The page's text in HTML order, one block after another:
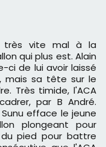
qui plus est. Alain
ci de lui avoir laissé
mais sa tête sur le
Très timide, l'ACA
par B André.
efface le jeune
plongeant pour
pied pour battre